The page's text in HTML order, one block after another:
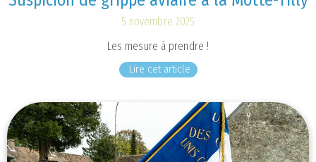
5 novembre 2025
Les mesure à prendre !
Lire cet article